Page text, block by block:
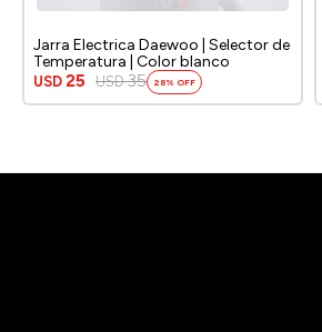
Jarra Electrica Daewoo | Selector de
Temperatura | Color blanco
USD 25 USD 35 28